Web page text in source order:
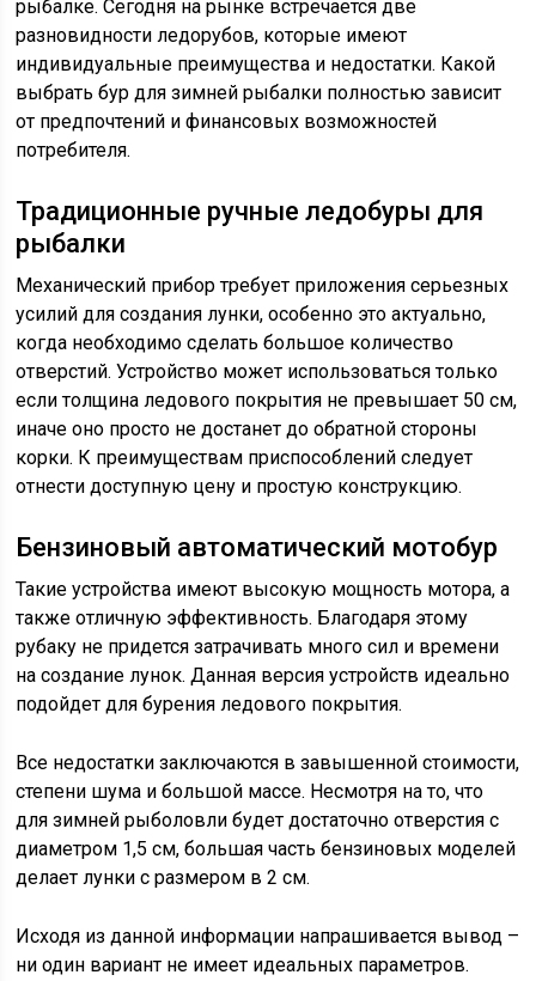
рыбалке. Сегодня на рынке встречается две
разновидности ледорубов, которые имеют
индивидуальные преимущества и недостатки. Какой
выбрать бур для зимней рыбалки полностью зависит
от предпочтений и финансовых возможностей
потребителя.
Традиционные ручные ледобуры для
рыбалки
Механический прибор требует приложения серьезных
усилий для создания лунки, особенно это актуально,
когда необходимо сделать большое количество
отверстий. Устройство может использоваться только
если толщина ледового покрытия не превышает 50 см,
иначе оно просто не достанет до обратной стороны
корки. К преимуществам приспособлений следует
отнести доступную цену и простую конструкцию.
Бензиновый автоматический мотобур
Такие устройства имеют высокую мощность мотора, а
также отличную эффективность. Благодаря этому
рубаку не придется затрачивать много сил и времени
на создание лунок. Данная версия устройств идеально
подойдет для бурения ледового покрытия.
Все недостатки заключаются в завышенной стоимости,
степени шума и большой массе. Несмотря на то, что
для зимней рыболовли будет достаточно отверстия с
диаметром 1,5 см, большая часть бензиновых моделей
делает лунки с размером в 2 см.
Исходя из данной информации напрашивается вывод –
ни один вариант не имеет идеальных параметров.